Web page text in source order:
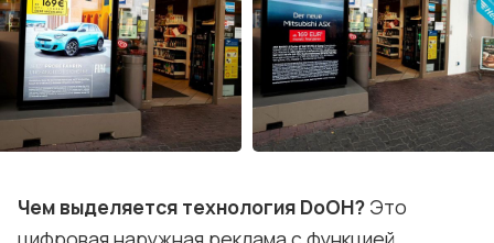
Чем выделяется технология DoOH? Это